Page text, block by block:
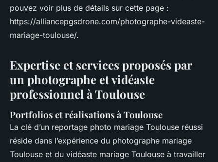
pouvez voir plus de détails sur cette page :
https://alliancepgsdrone.com/photographe-videaste-
mariage-toulouse/.
Expertise et services proposés par
un photographe et vidéaste
professionnel à Toulouse
Portfolios et réalisations à Toulouse
La clé d’un reportage photo mariage Toulouse réussi
réside dans l’expérience du photographe mariage
Toulouse et du vidéaste mariage Toulouse à travailler